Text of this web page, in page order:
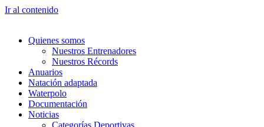
Ir al contenido
Quienes somos
Nuestros Entrenadores
Nuestros Récords
Anuarios
Natación adaptada
Waterpolo
Documentación
Noticias
Categorías Deportivas